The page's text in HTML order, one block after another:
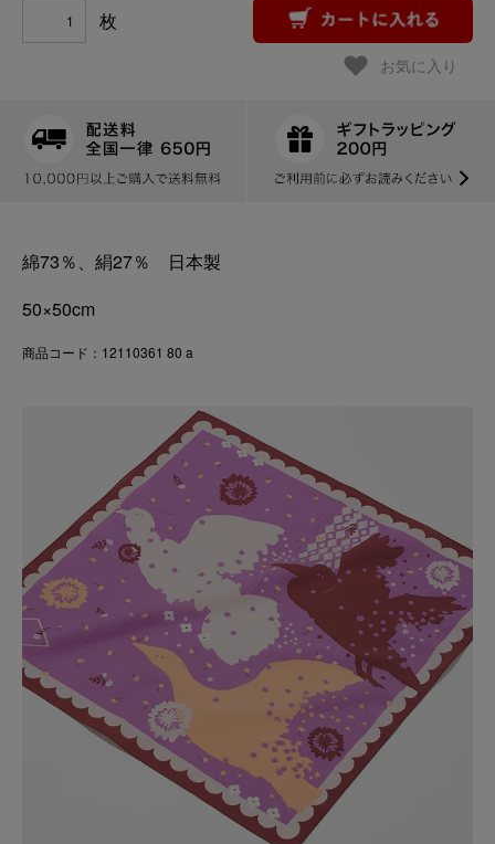
枚
お気に入り
綿73％、絹27％ 日本製
50×50cm
商品コード：12110361 80 a